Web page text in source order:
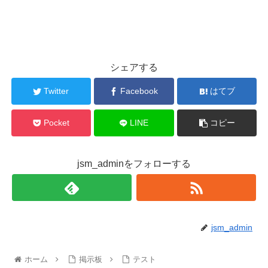
シェアする
Twitter Facebook はてブ
Pocket LINE コピー
jsm_adminをフォローする
jsm_admin
ホーム 掲示板 テスト